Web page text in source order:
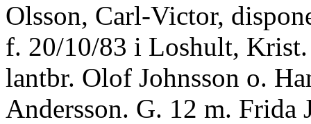
Olsson, Carl-Victor,
f. 20/10/83 i Loshult,
lantbr. Olof Johnsson o.
Andersson. G. 12 m. Frida